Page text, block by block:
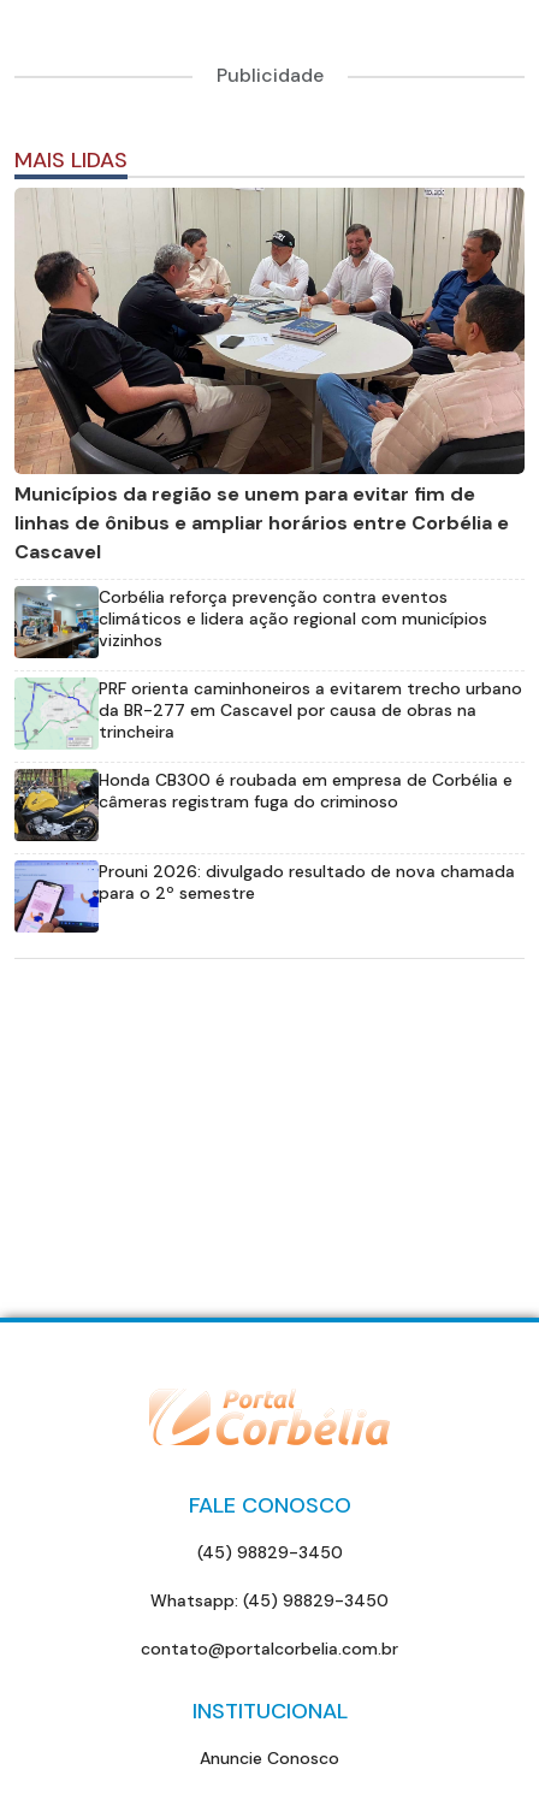
Publicidade
MAIS LIDAS
Municípios da região se unem para evitar fim de
linhas de ônibus e ampliar horários entre Corbélia e
Cascavel
Corbélia reforça prevenção contra eventos
climáticos e lidera ação regional com municípios
vizinhos
PRF orienta caminhoneiros a evitarem trecho urbano
da BR-277 em Cascavel por causa de obras na
trincheira
Honda CB300 é roubada em empresa de Corbélia e
câmeras registram fuga do criminoso
Prouni 2026: divulgado resultado de nova chamada
para o 2º semestre
FALE CONOSCO
(45) 98829-3450
Whatsapp: (45) 98829-3450
contato@portalcorbelia.com.br
INSTITUCIONAL
Anuncie Conosco